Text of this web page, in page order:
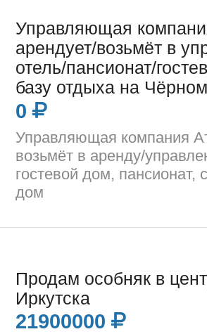
Управляющая
арендует/возьмёт в
отель/пансионат/
базу отдыха на
0
Управляющая компания
возьмёт в аренду/
гостевой дом, пансионат,
дом
Продам особняк в
Иркутска
21900000